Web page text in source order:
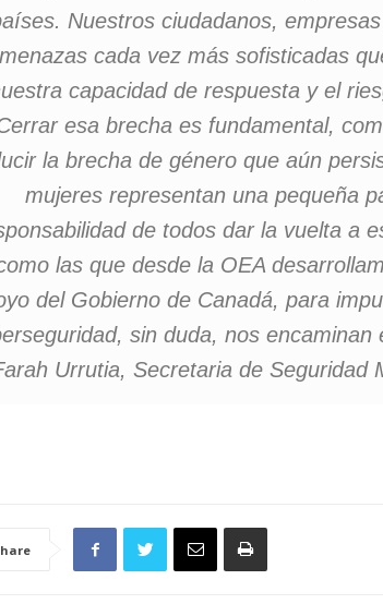
Nuestros ciudadanos,
cada vez más sofisticadas
capacidad de respuesta y el
esa brecha es fundamental,
la brecha de género que aún
mujeres representan una pequeña
de todos dar la vuelta a
las que desde la OEA
del Gobierno de Canadá, para
sin duda, nos encaminan
Urrutia, Secretaria de Seguridad